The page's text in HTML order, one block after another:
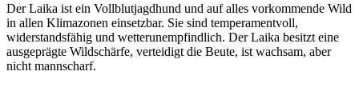
Der Laika ist ein Vollblutjagdhund und auf alles vorkommende Wild
in allen Klimazonen einsetzbar. Sie sind temperamentvoll,
widerstandsfähig und wetterunempfindlich. Der Laika besitzt eine
ausgeprägte Wildschärfe, verteidigt die Beute, ist wachsam, aber
nicht mannscharf.